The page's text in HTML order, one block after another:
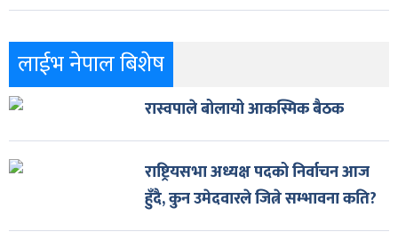
लाईभ नेपाल बिशेष
रास्वपाले बोलायो आकस्मिक बैठक
राष्ट्रियसभा अध्यक्ष पदको निर्वाचन आज
हुँदै, कुन उमेदवारले जित्ने सम्भावना कति?